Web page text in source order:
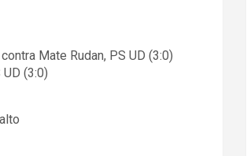
contra Mate Rudan, PS UD (3:0)
(3:0)